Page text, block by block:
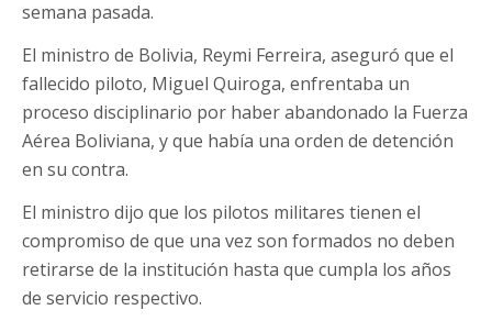
semana pasada.
El ministro de Bolivia, Reymi Ferreira, aseguró que el
fallecido piloto, Miguel Quiroga, enfrentaba un
proceso disciplinario por haber abandonado la Fuerza
Aérea Boliviana, y que había una orden de detención
en su contra.
El ministro dijo que los pilotos militares tienen el
compromiso de que una vez son formados no deben
retirarse de la institución hasta que cumpla los años
de servicio respectivo.